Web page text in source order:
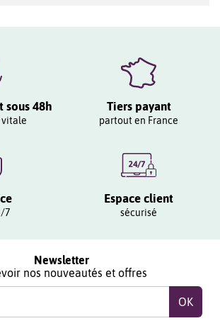
sous 48h
vitale
Tiers payant
partout en France
7
Espace client
sécurisé
Newsletter
nos nouveautés et offres